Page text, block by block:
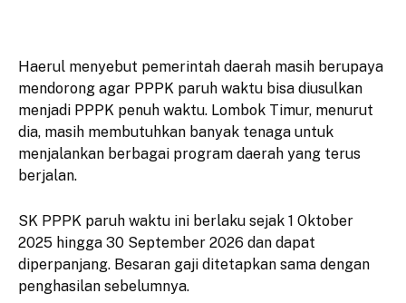
Haerul menyebut pemerintah daerah masih berupaya
mendorong agar PPPK paruh waktu bisa diusulkan
menjadi PPPK penuh waktu. Lombok Timur, menurut
dia, masih membutuhkan banyak tenaga untuk
menjalankan berbagai program daerah yang terus
berjalan.
SK PPPK paruh waktu ini berlaku sejak 1 Oktober
2025 hingga 30 September 2026 dan dapat
diperpanjang. Besaran gaji ditetapkan sama dengan
penghasilan sebelumnya.